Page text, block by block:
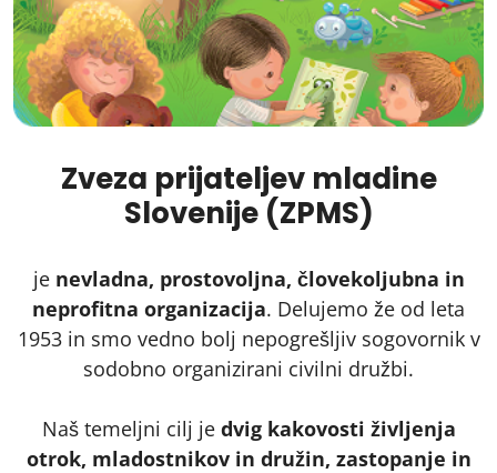
Zveza prijateljev mladine
Slovenije (ZPMS)
je nevladna, prostovoljna, človekoljubna in
neprofitna organizacija. Delujemo že od leta
1953 in smo vedno bolj nepogrešljiv sogovornik v
sodobno organizirani civilni družbi.
Naš temeljni cilj je dvig kakovosti življenja
otrok, mladostnikov in družin, zastopanje in